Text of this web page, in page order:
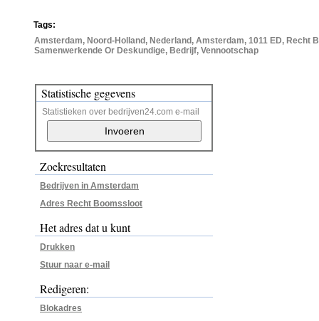
Tags:
Amsterdam, Noord-Holland, Nederland, Amsterdam, 1011 ED, Recht
Samenwerkende Or Deskundige, Bedrijf, Vennootschap
Statistische gegevens
Statistieken over bedrijven24.com e-mail
Zoekresultaten
Bedrijven in Amsterdam
Adres Recht Boomssloot
Het adres dat u kunt
Drukken
Stuur naar e-mail
Redigeren:
Blokadres